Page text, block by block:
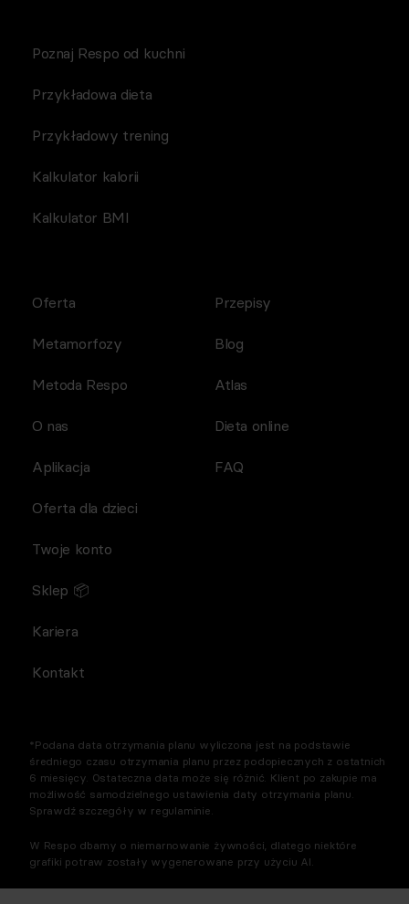
Poznaj Respo od kuchni
Przykładowa dieta
Przykładowy trening
Kalkulator kalorii
Kalkulator BMI
Oferta
Metamorfozy
Metoda Respo
O nas
Aplikacja
Przepisy
Blog
Atlas
Dieta online
FAQ
Oferta dla dzieci
Twoje konto
Sklep 📦
Kariera
Kontakt
*Podana data otrzymania planu wyliczona jest na podstawie
średniego czasu otrzymania planu przez podopiecznych z ostatnich
6 miesięcy. Ostateczna data może się różnić. Klient po zakupie ma
możliwość samodzielnego ustawienia daty otrzymania planu.
Sprawdź szczegóły w regulaminie.
W Respo dbamy o niemarnowanie żywności, dlatego niektóre
grafiki potraw zostały wygenerowane przy użyciu AI.